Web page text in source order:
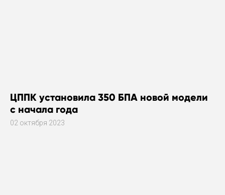
ЦППК установила 350 БПА новой модели
с начала года
02 октября 2023